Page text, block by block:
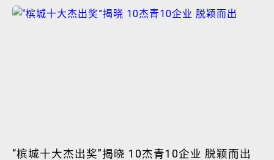
“槟城十大杰出奖”揭晓 10杰青10企业 脱颖而出